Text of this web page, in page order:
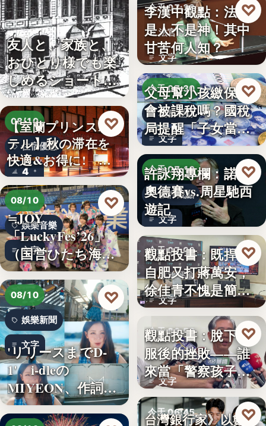
友人と、家族と、
おひとり様でも楽
しめるショート・
コンサー…
08/10
住宿優惠
4
【室蘭プリンスホ
テル】秋の滞在を
快適&お得に!「じ
ゃらん…
♡
08/10
娛樂音樂
文字
≒JOY
「LuckyFes’26」
（国営ひたち海浜
公園…
♡
08/10
娛樂新聞
文字
'リリースまでD-
1' i-dleの
MIYEON、作詞
に…
♡
今天 07:30
法官過勞
文字
李漢中觀點：法官
是人不是神！其中
甘苦何人知？
♡
今天 07:30
稅務理財
文字
父母幫小孩繳保費
會被課稅嗎？國稅
局提醒「子女當要
保人」恐…
♡
今天 07:10
影評觀點
文字
許詠翔專欄：諾蘭
奧德賽vs.周星馳西
遊記
♡
今天 07:00
政治評論
文字
觀點投書：既捍衛
自肥又打蔣萬安，
徐佳青不愧是簡舒
培的師父
♡
今天 06:50
警察家庭
文字
觀點投書：脫下制
服後的挫敗——誰
來當「警察孩子」
的保母？
♡
今天 06:45
台灣銀行家》以數字
♡